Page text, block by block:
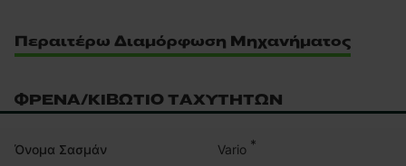
Περαιτέρω Διαμόρφωση Μηχανήματος
ΦΡΈΝΑ/ΚΙΒΏΤΙΟ ΤΑΧΥΤΉΤΩΝ
Όνομα Σασμάν Vario *